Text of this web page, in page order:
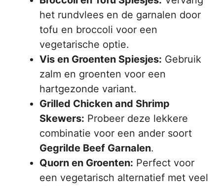
het rundvlees en de garnalen door
tofu en broccoli voor een
vegetarische optie.
Vis en Groenten Spiesjes: Gebruik
zalm en groenten voor een
hartgezonde variant.
Grilled Chicken and Shrimp
Skewers: Probeer deze lekkere
combinatie voor een ander soort
Gegrilde Beef Garnalen.
Quorn en Groenten: Perfect voor
een vegetarisch alternatief met veel